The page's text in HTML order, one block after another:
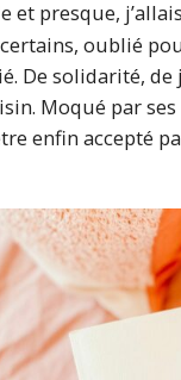
et presque,
oublié
De solidarité,
Moqué par
enfin accepté